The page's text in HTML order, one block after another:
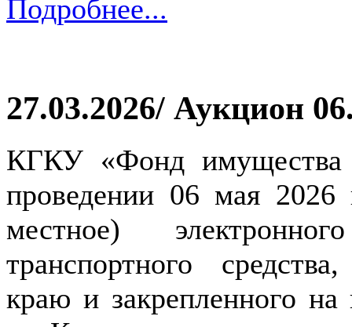
Подробнее...
27.03.2026/ Аукцион
КГКУ «Фонд имущества
проведении 06 мая
местное)
транспортного
краю и закрепленного на